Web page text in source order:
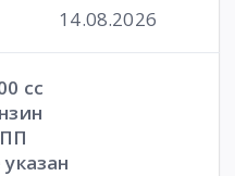
14.08.2026
cc